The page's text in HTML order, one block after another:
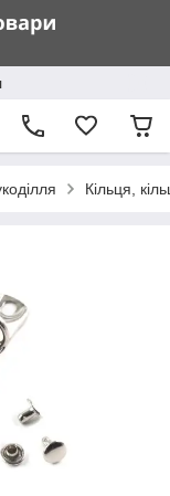
Кільця,